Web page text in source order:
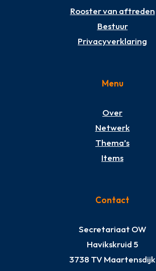
Rooster van aftreden
Bestuur
Privacyverklaring
Menu
Over
Netwerk
Thema’s
Items
Contact
Secretariaat OW
Havikskruid 5
3738 TV Maartensdijk